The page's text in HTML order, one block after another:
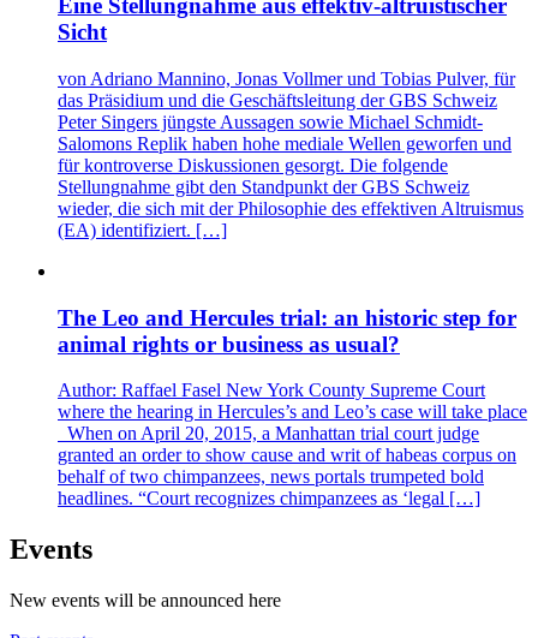
Eine Stellungnahme aus effektiv-altruistischer
Sicht
von Adriano Mannino, Jonas Vollmer und Tobias Pulver, für
das Präsidium und die Geschäftsleitung der GBS Schweiz
Peter Singers jüngste Aussagen sowie Michael Schmidt-
Salomons Replik haben hohe mediale Wellen geworfen und
für kontroverse Diskussionen gesorgt. Die folgende
Stellungnahme gibt den Standpunkt der GBS Schweiz
wieder, die sich mit der Philosophie des effektiven Altruismus
(EA) identifiziert. […]
The Leo and Hercules trial: an historic step for
animal rights or business as usual?
Author: Raffael Fasel New York County Supreme Court
where the hearing in Hercules’s and Leo’s case will take place
When on April 20, 2015, a Manhattan trial court judge
granted an order to show cause and writ of habeas corpus on
behalf of two chimpanzees, news portals trumpeted bold
headlines. “Court recognizes chimpanzees as ‘legal […]
Events
New events will be announced here